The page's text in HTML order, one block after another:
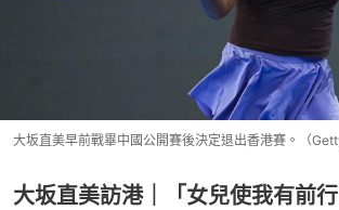
大坂直美早前戰畢中國公開賽後決定退出香港賽。（
大坂直美訪港｜「女兒使我有前行